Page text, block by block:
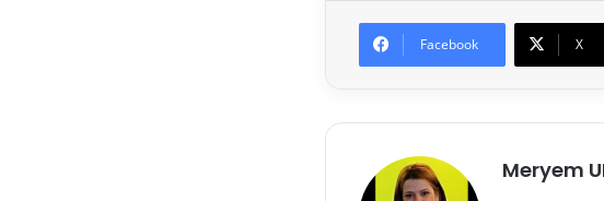
Facebook X
Meryem